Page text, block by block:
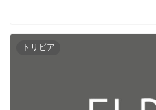
トリビア